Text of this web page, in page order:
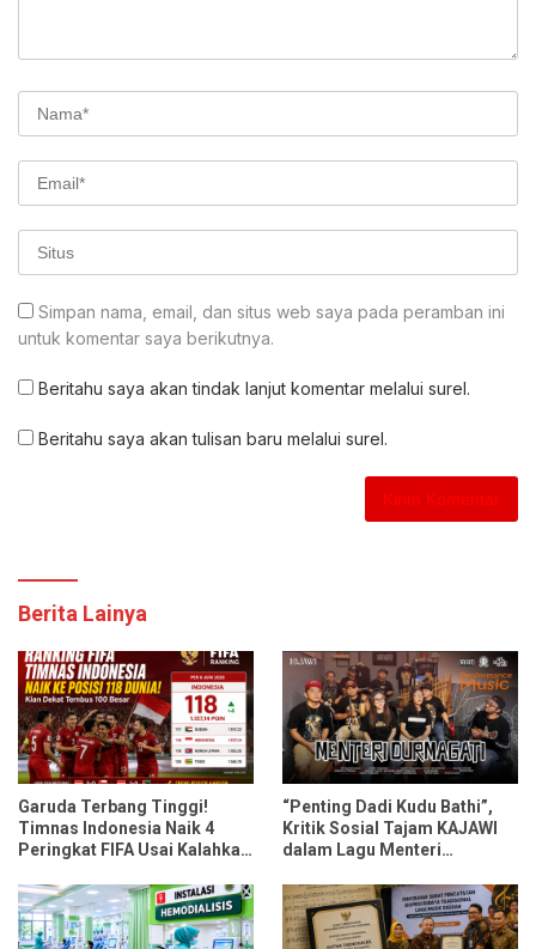
Simpan nama, email, dan situs web saya pada peramban ini
untuk komentar saya berikutnya.
Beritahu saya akan tindak lanjut komentar melalui surel.
Beritahu saya akan tulisan baru melalui surel.
Berita Lainya
Garuda Terbang Tinggi!
Timnas Indonesia Naik 4
Peringkat FIFA Usai Kalahkan
“Penting Dadi Kudu Bathi”,
Kritik Sosial Tajam KAJAWI
dalam Lagu Menteri